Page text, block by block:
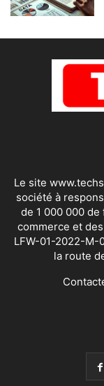
Le site
société à
de 1 000 000
commerce et
LFW-01-2022-M-
la route